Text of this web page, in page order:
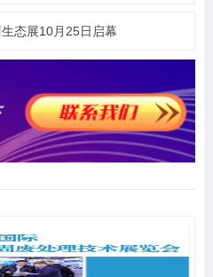
态展10月25日启幕